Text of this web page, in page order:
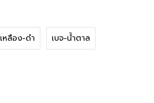
เหลือง-ดำ เบจ-น้ำตาล